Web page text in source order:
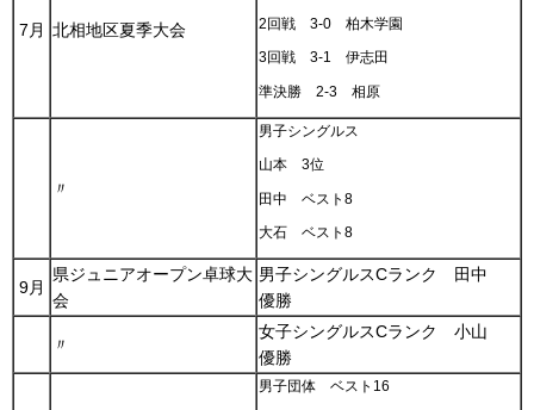
7月 北相地区夏季大会 2回戦 3-0 柏木学園
3回戦 3-1 伊志田
準決勝 2-3 相原
〃
男子シングルス
山本 3位
田中 ベスト8
大石 ベスト8
9月
県ジュニアオープン卓球大
会
男子シングルスCランク 田中
優勝
〃
女子シングルスCランク 小山
優勝
男子団体 ベスト16